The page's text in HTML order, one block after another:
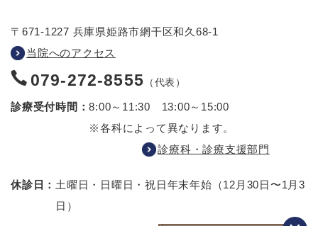
〒671-1227 兵庫県姫路市網干区和久68-1
当院へのアクセス
079-272-8555 （代表）
診療受付時間：8:00～11:30 13:00～15:00
※各科によって異なります。
診療科・診療支援部門
休診日： 土曜日・日曜日・祝日年末年始（12月30日〜1月3
日）